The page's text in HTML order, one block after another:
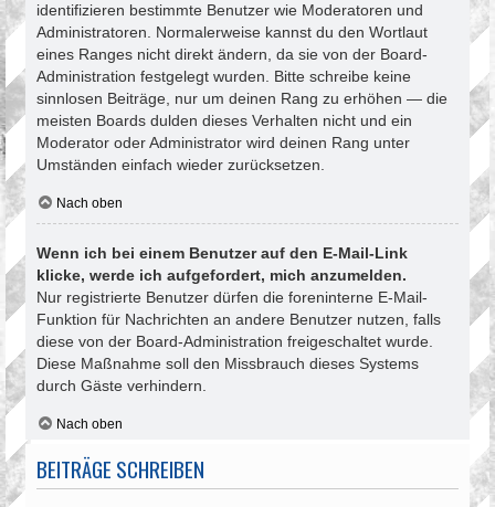
identifizieren bestimmte Benutzer wie Moderatoren und
Administratoren. Normalerweise kannst du den Wortlaut
eines Ranges nicht direkt ändern, da sie von der Board-
Administration festgelegt wurden. Bitte schreibe keine
sinnlosen Beiträge, nur um deinen Rang zu erhöhen — die
meisten Boards dulden dieses Verhalten nicht und ein
Moderator oder Administrator wird deinen Rang unter
Umständen einfach wieder zurücksetzen.
Nach oben
Wenn ich bei einem Benutzer auf den E-Mail-Link
klicke, werde ich aufgefordert, mich anzumelden.
Nur registrierte Benutzer dürfen die foreninterne E-Mail-
Funktion für Nachrichten an andere Benutzer nutzen, falls
diese von der Board-Administration freigeschaltet wurde.
Diese Maßnahme soll den Missbrauch dieses Systems
durch Gäste verhindern.
Nach oben
BEITRÄGE SCHREIBEN